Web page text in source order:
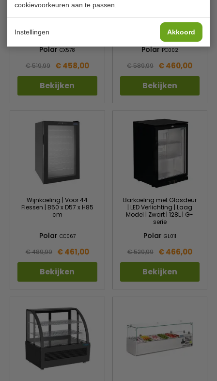
cookievoorkeuren aan te passen.
Instellingen Akkoord
energiezuinig | B43 x D39
xH89 cm
PolarCX578
€ 519,99 € 458,00
Bekijken
Koelkast | tafelmodel |
RVS | B60 x D60 x H86 cm
PolarPC002
€ 589,99 € 460,00
Bekijken
Wijnkoeling | Voor 44
Flessen | B50 x D57 x H85
cm
Polar CC067
€ 489,99 € 461,00
Bekijken
Barkoeling met Glasdeur
| LED Verlichting | Laag
Model | Zwart | 128L | G-
serie
Polar GL011
€ 529,99 € 466,00
Bekijken